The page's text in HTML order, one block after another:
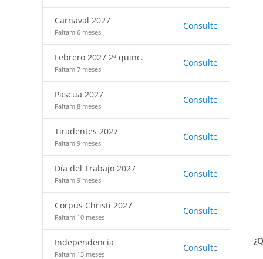
Carnaval 2027
Faltam 6 meses
Consulte
Febrero 2027 2ª quinc.
Faltam 7 meses
Consulte
Pascua 2027
Faltam 8 meses
Consulte
Tiradentes 2027
Faltam 9 meses
Consulte
Día del Trabajo 2027
Faltam 9 meses
Consulte
Corpus Christi 2027
Faltam 10 meses
Consulte
Independencia
Faltam 13 meses
Consulte